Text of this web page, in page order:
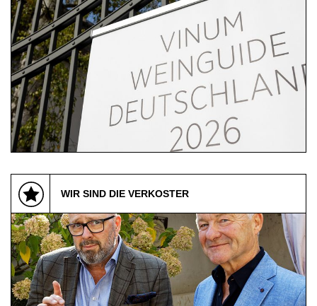
04.11.2025 | Eltville am Rhein
VINUM Weinguide Deutschland 2026 |
Impressionen
WIR SIND DIE VERKOSTER